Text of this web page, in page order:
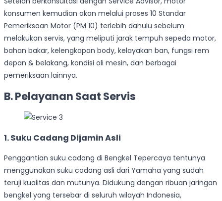
konsumen kemudian akan melalui proses 10 Standar
Pemeriksaan Motor (PM 10) terlebih dahulu sebelum
melakukan servis, yang meliputi jarak tempuh sepeda motor,
bahan bakar, kelengkapan body, kelayakan ban, fungsi rem
depan & belakang, kondisi oli mesin, dan berbagai
pemeriksaan lainnya.
B. Pelayanan Saat Servis
1. Suku Cadang Dijamin Asli
Penggantian suku cadang di Bengkel Tepercaya tentunya
menggunakan suku cadang asli dari Yamaha yang sudah
teruji kualitas dan mutunya. Didukung dengan ribuan jaringan
bengkel yang tersebar di seluruh wilayah Indonesia,